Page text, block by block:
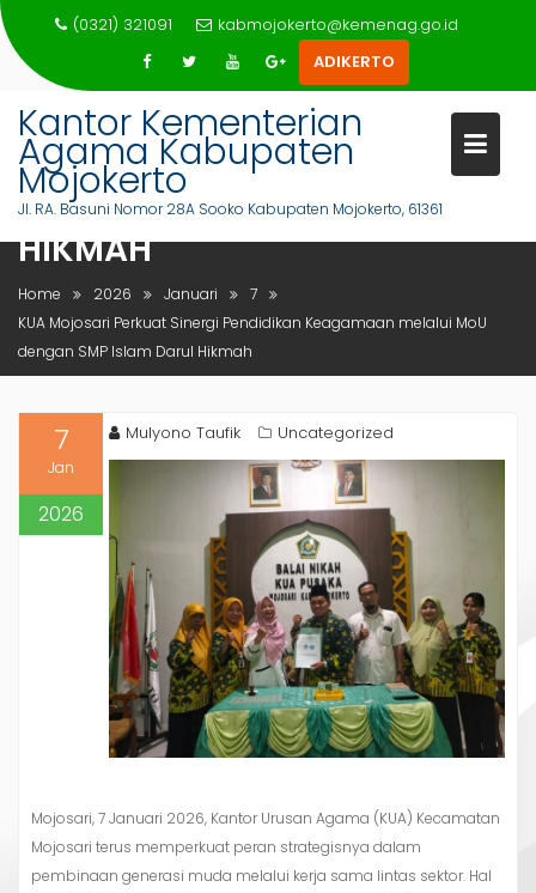
Skip
to
content
(0321) 321091
kabmojokerto@kemenag.go.id
ADIKERTO
Kantor Kementerian
Agama Kabupaten
Mojokerto
Jl. RA. Basuni Nomor 28A Sooko Kabupaten Mojokerto, 61361
KUA MOJOSARI PERKUAT
SINERGI PENDIDIKAN
KEAGAMAAN MELALUI MOU
DENGAN SMP ISLAM DARUL
HIKMAH
Home 2026 Januari
7
KUA Mojosari Perkuat Sinergi Pendidikan Keagamaan melalui MoU
dengan SMP Islam Darul Hikmah
7
Jan
2026
Mulyono Taufik Uncategorized
Mojosari, 7 Januari 2026, Kantor Urusan Agama (KUA) Kecamatan
Mojosari terus memperkuat peran strategisnya dalam
pembinaan generasi muda melalui kerja sama lintas sektor. Hal